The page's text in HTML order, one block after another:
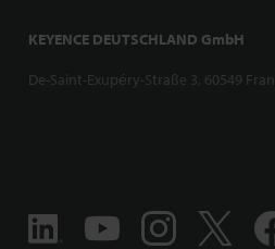
KEYENCE DEUTSCHLAND GmbH
De-Saint-Exupéry-Straße 3, 60549